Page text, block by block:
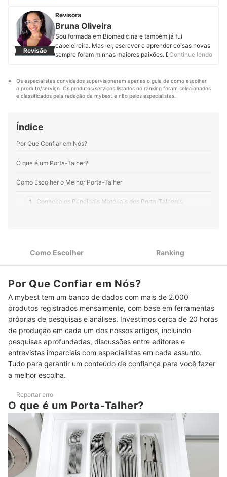
conta com mais de 300 mil inscritos, Cris Ribeiro ajuda
pessoas a ter qualidade de vida e organizar de dentro
para fora, da mente para casa. Conheça mais sobre a
Cris Ribeiro no Instagram, Facebook, YouTube e em seu
Perfil de Cris Ribeiro
Revisão
Revisora
Bruna Oliveira
Sou formada em Biomedicina e também já fui
cabeleireira. Mas ler, escrever e aprender coisas novas
sempre foram minhas maiores paixões. Desde que
multipotencialidade. Por aqui produzo e atualizo
conteúdos sobre os mais variados temas. Meus
preferidos são produtos pet, cosméticos, eletroportáteis
Continue lendo
Os especialistas convidados supervisionaram apenas o guia de como escolher
o produto/serviço. Os produtos/serviços listados no ranking foram selecionados
e classificados pela redação da mybest e não pelos especialistas.
Índice
Por Que Confiar em Nós?
O que é um Porta-Talher?
Como Escolher o Melhor Porta-Talher
1 Conheça os Principais Materiais dos Porta-Talheres
3 Gaveta
Confira Também Outras Indicações de Utensílios para Cozinha
Conclusão
Como Escolher Ranking
Por Que Confiar em Nós?
A mybest tem um banco de dados com mais de 2.000
produtos registrados mensalmente, com base em ferramentas
próprias de pesquisas e análises. Investimos cerca de 20 horas
de produção em cada um dos nossos artigos, incluindo
pesquisas aprofundadas, discussões entre editores e
entrevistas imparciais com especialistas em cada assunto.
Tudo para garantir um conteúdo de confiança para você fazer
a melhor escolha.
Reportar erro
O que é um Porta-Talher?